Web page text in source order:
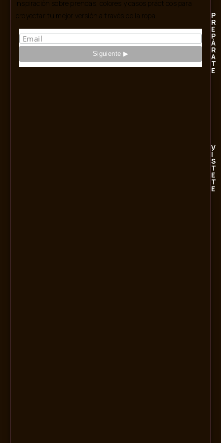
Inspiración sobre prendas, colores y casos prácticos para
proyectar tu mejor versión a través de la ropa.
P
R
E
P
Á
R
A
T
E
V
Í
S
T
E
T
E